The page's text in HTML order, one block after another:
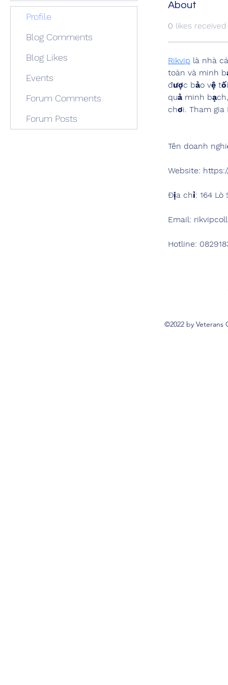
About
0 likes received
Rikvip là nhà
toàn và minh
được bảo vệ
quả minh
chơi. Tham
Tên doanh
Website:
Địa chỉ: 164 Lò
Email:
Hotline:
Profile
Blog Comments
Blog Likes
Events
Forum Comments
Forum Posts
©2022 by Veterans